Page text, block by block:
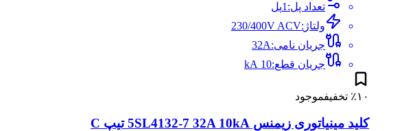
تعداد پل:
1پل
ولتاژ :
230/400V ACV
جریان نامی:
32A
جریان قطع:
10
kA
٪۱۰ تخفیفموجود
کلید مینیاتوری زیمنس 5SL4132-7 32A 10kA تیپ C